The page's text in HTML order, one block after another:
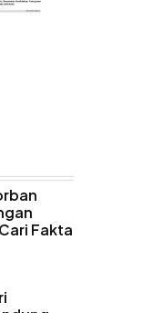
Fakta